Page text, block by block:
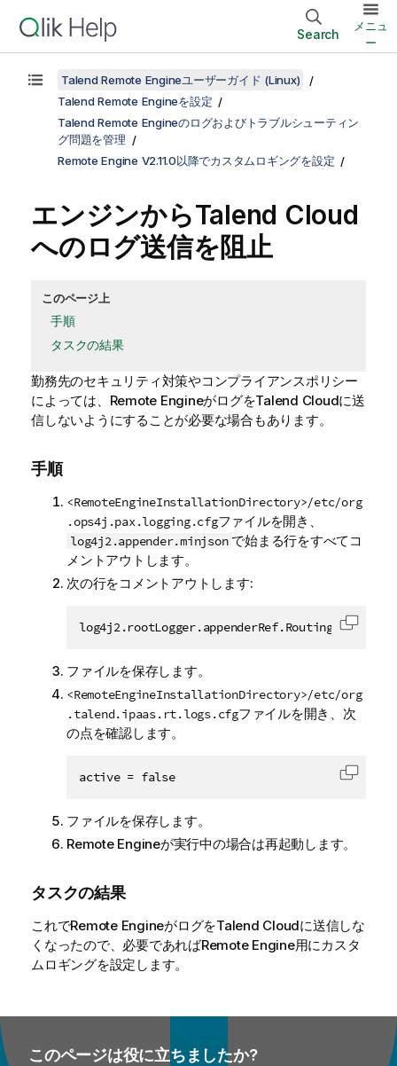
Search
メニュ
ー
Talend Remote Engineユーザーガイド (Linux)
Talend Remote Engineを設定
Talend Remote Engineのログおよびトラブルシューティン
グ問題を管理
Remote Engine V2.11.0以降でカスタムロギングを設定
エンジンからTalend Cloud
へのログ送信を阻止
このページ上
手順
タスクの結果
勤務先のセキュリティ対策やコンプライアンスポリシー
によっては、Remote EngineがログをTalend Cloudに送
信しないようにすることが必要な場合もあります。
手順
<RemoteEngineInstallationDirectory>/etc/org
.ops4j.pax.logging.cfgファイルを開き、
log4j2.appender.minjson で始まる行をすべてコ
メントアウトします。
次の行をコメントアウトします:
コード
ファイルを保存します。
<RemoteEngineInstallationDirectory>/etc/org
.talend.ipaas.rt.logs.cfgファイルを開き、次
の点を確認します。
active = false コード
ファイルを保存します。
Remote Engineが実行中の場合は再起動します。
タスクの結果
これでRemote EngineがログをTalend Cloudに送信しな
くなったので、必要であればRemote Engine用にカスタ
ムロギングを設定します。
このページは役に立ちましたか?